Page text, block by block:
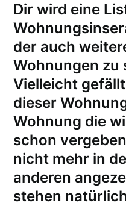
Dir wird eine
der auch
Wohnungen zu
Vielleicht
dieser
Wohnung die
schon
nicht mehr in
anderen
stehen